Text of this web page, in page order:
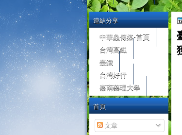
連結分享
中華鱻傳媒-首頁
台灣高鐵
臺鐵
台灣好行
嘉南藥理大學
首頁
文章